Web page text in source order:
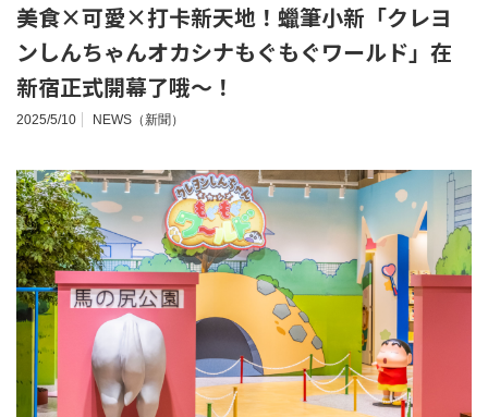
美食×可愛×打卡新天地！蠟筆小新「クレヨ
ンしんちゃんオカシナもぐもぐワールド」在
新宿正式開幕了哦～！
2025/5/10 NEWS（新聞）